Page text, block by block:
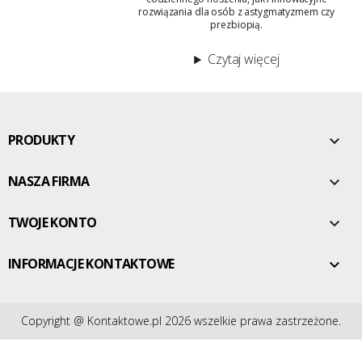
rozwiązania dla osób z astygmatyzmem czy
prezbiopią.
Czytaj więcej
PRODUKTY 
NASZA FIRMA 
TWOJE KONTO 
INFORMACJE KONTAKTOWE 
Copyright @ Kontaktowe.pl 2026 wszelkie prawa zastrzeżone.